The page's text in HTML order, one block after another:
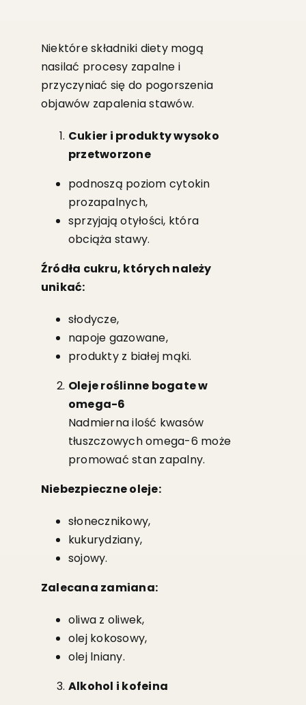
Niektóre składniki diety mogą
nasilać procesy zapalne i
przyczyniać się do pogorszenia
objawów zapalenia stawów.
Cukier i produkty wysoko
przetworzone
podnoszą poziom cytokin
prozapalnych,
sprzyjają otyłości, która
obciąża stawy.
Źródła cukru, których należy
unikać:
słodycze,
napoje gazowane,
produkty z białej mąki.
Oleje roślinne bogate w
omega-6
Nadmierna ilość kwasów
tłuszczowych omega-6 może
promować stan zapalny.
Niebezpieczne oleje:
słonecznikowy,
kukurydziany,
sojowy.
Zalecana zamiana:
oliwa z oliwek,
olej kokosowy,
olej lniany.
Alkohol i kofeina